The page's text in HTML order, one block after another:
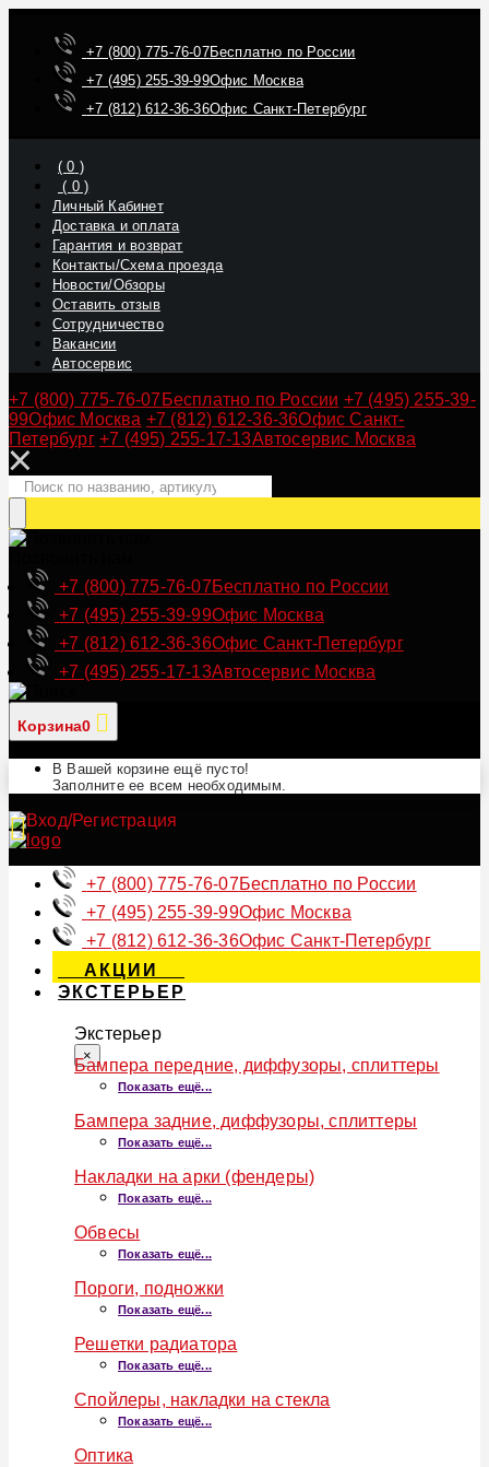
+7 (800) 775-76-07Бесплатно по России
+7 (495) 255-39-99Офис Москва
+7 (812) 612-36-36Офис Санкт-Петербург
(0 )
( 0)
Личный Кабинет
Доставка и оплата
Гарантия и возврат
Контакты/Схема проезда
Новости/Обзоры
Оставить отзыв
Сотрудничество
Вакансии
Автосервис
+7 (800) 775-76-07 Бесплатно по России +7 (495) 255-39-
99Офис Москва +7 (812) 612-36-36Офис Санкт-
Петербург +7 (495) 255-17-13Автосервис Москва
+7 (800) 775-76-07Бесплатно по России
+7 (495) 255-39-99Офис Москва
+7 (812) 612-36-36Офис Санкт-Петербург
+7 (495) 255-17-13Автосервис Москва
Корзина0
В Вашей корзине ещё пусто!
Заполните ее всем необходимым.
+7 (800) 775-76-07Бесплатно по России
+7 (495) 255-39-99Офис Москва
+7 (812) 612-36-36Офис Санкт-Петербург
АКЦИИ
ЭКСТЕРЬЕР
Экстерьер
×
Бампера передние, диффузоры, сплиттеры
Показать ещё...
Бампера задние, диффузоры, сплиттеры
Показать ещё...
Накладки на арки (фендеры)
Показать ещё...
Обвесы
Показать ещё...
Пороги, подножки
Показать ещё...
Решетки радиатора
Показать ещё...
Спойлеры, накладки на стекла
Показать ещё...
Оптика